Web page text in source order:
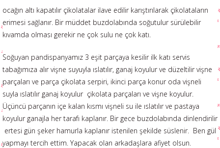
ocağın altı kapatılır çikolatalar ilave edilir karıştırılarak çikolataların
erimesi sağlanır. Bir müddet buzdolabında soğutulur sürülebilir
kıvamda olması gerekir ne çok sulu ne çok katı.
Soğuyan pandispanyamız 3 eşit parçaya kesilir ilk katı servis
tabağımıza alır vişne suyuyla ıslatılır, ganaj koyulur ve düzeltilir vişne
parçaları ve parça çikolata serpiri, ikinci parça konur oda vişneli
suyla ıslatılır ganaj koyulur çikolata parçaları ve vişne koyulur.
Üçüncü parçanın içe kalan kısmı vişneli su ile ıslatılır ve pastaya
koyulur ganajla her tarafı kaplanır. Bir gece buzdolabında dinlendirilir
ertesi gün şeker hamurla kaplanır istenilen şekilde süslenir. Ben gül
yapmayı tercih ettim. Yapacak olan arkadaşlara afiyet olsun.